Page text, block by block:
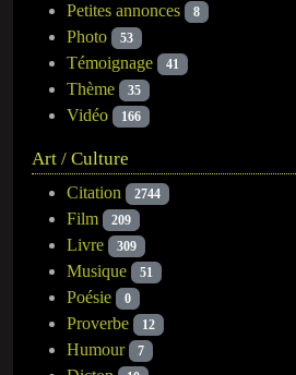
Petites annonces 8
Photo 53
Témoignage 41
Thème 35
Vidéo 166
Art / Culture
Citation 2744
Film 209
Livre 309
Musique 51
Poésie 0
Proverbe 12
Humour 7